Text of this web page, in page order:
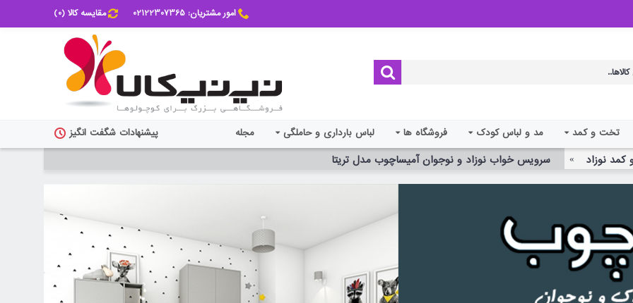
امور مشتریان: 02122307365 مقایسه کالا (0
)
پیشنهادات شگفت انگیز تخت و کمد مد و لباس کودک فروشگاه ها لباس بارداری و حاملگی مجله
نوزاد سرویس خواب نوزاد و نوجوان آمیساچوب مدل تریتا